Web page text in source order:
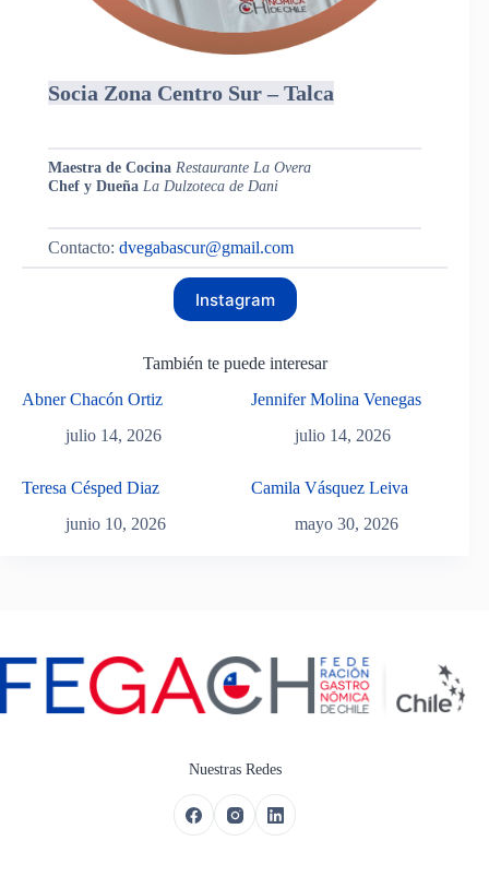
Socia Zona Centro Sur – Talca
Maestra de Cocina Restaurante La Overa
Chef y Dueña La Dulzoteca de Dani
Contacto: dvegabascur@gmail.com
Instagram
También te puede interesar
Abner Chacón Ortiz
julio 14, 2026
Jennifer Molina Venegas
julio 14, 2026
Teresa Césped Diaz
junio 10, 2026
Camila Vásquez Leiva
mayo 30, 2026
Nuestras Redes